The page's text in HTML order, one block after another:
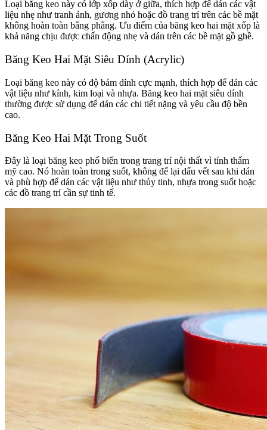
Loại băng keo này có lớp xốp dày ở giữa, thích hợp để dán các vật
liệu nhẹ như tranh ảnh, gương nhỏ hoặc đồ trang trí trên các bề mặt
không hoàn toàn bằng phẳng. Ưu điểm của băng keo hai mặt xốp là
khả năng chịu được chấn động nhẹ và dán trên các bề mặt gồ ghề.
Băng Keo Hai Mặt Siêu Dính (Acrylic)
Loại băng keo này có độ bám dính cực mạnh, thích hợp để dán các
vật liệu như kính, kim loại và nhựa. Băng keo hai mặt siêu dính
thường được sử dụng để dán các chi tiết nặng và yêu cầu độ bền
cao.
Băng Keo Hai Mặt Trong Suốt
Đây là loại băng keo phổ biến trong trang trí nội thất vì tính thẩm
mỹ cao. Nó hoàn toàn trong suốt, không để lại dấu vết sau khi dán
và phù hợp để dán các vật liệu như thủy tinh, nhựa trong suốt hoặc
các đồ trang trí cần sự tinh tế.